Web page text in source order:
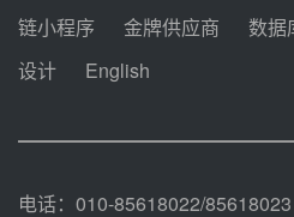
迪尔化
2026-
100MW
链小程序
金牌供应商 数据
设计
English
电话：010-85618022/85618023